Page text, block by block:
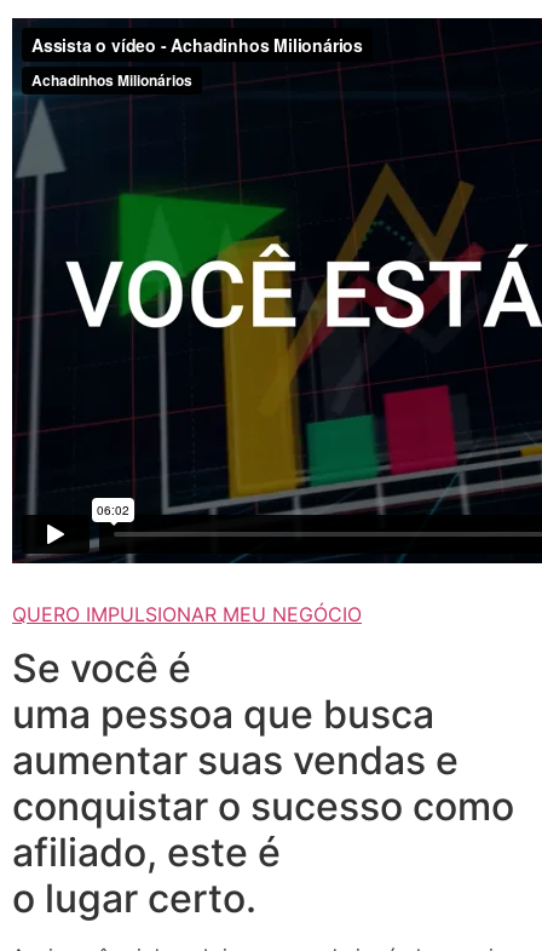
QUERO IMPULSIONAR MEU NEGÓCIO
Se você é
uma pessoa que busca
aumentar suas vendas e
conquistar o sucesso como
afiliado, este é
o lugar certo.